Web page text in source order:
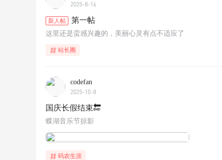
2025-8-16
新人帖 第一帖
这里还是蛮感兴趣的，美丽心灵有点不适应了
站长圈
codefan
2025-10-8
国庆长假结束🔚
蝶湖音乐节掠影
码农生涯